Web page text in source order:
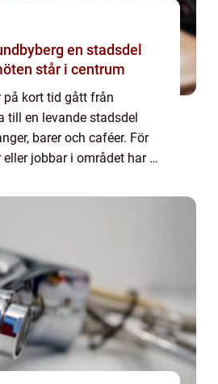
en stadsdel
står i centrum
på kort tid gått från
till en levande stadsdel
barer och caféer. För
jobbar i området har en
eller tvärbanan. Här